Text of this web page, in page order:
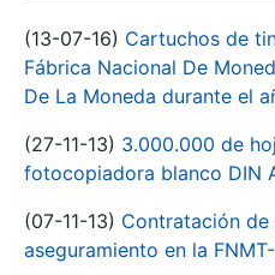
(13-07-16) Cartuchos de
Fábrica Nacional De
De La Moneda durante el
(27-11-13) 3.000.000 de
fotocopiadora blanco DIN
(07-11-13) Contratación
aseguramiento en la